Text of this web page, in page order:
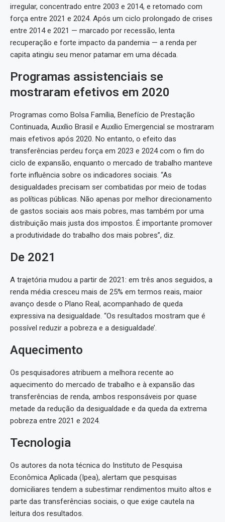
irregular, concentrado entre 2003 e 2014, e retomado com
força entre 2021 e 2024. Após um ciclo prolongado de crises
entre 2014 e 2021 — marcado por recessão, lenta
recuperação e forte impacto da pandemia — a renda per
capita atingiu seu menor patamar em uma década.
Programas assistenciais se
mostraram efetivos em 2020
Programas como Bolsa Família, Benefício de Prestação
Continuada, Auxílio Brasil e Auxílio Emergencial se mostraram
mais efetivos após 2020. No entanto, o efeito das
transferências perdeu força em 2023 e 2024 com o fim do
ciclo de expansão, enquanto o mercado de trabalho manteve
forte influência sobre os indicadores sociais. “As
desigualdades precisam ser combatidas por meio de todas
as políticas públicas. Não apenas por melhor direcionamento
de gastos sociais aos mais pobres, mas também por uma
distribuição mais justa dos impostos. É importante promover
a produtividade do trabalho dos mais pobres”, diz.
De 2021
A trajetória mudou a partir de 2021: em três anos seguidos, a
renda média cresceu mais de 25% em termos reais, maior
avanço desde o Plano Real, acompanhado de queda
expressiva na desigualdade. “Os resultados mostram que é
possível reduzir a pobreza e a desigualdade’.
Aquecimento
Os pesquisadores atribuem a melhora recente ao
aquecimento do mercado de trabalho e à expansão das
transferências de renda, ambos responsáveis por quase
metade da redução da desigualdade e da queda da extrema
pobreza entre 2021 e 2024.
Tecnologia
Os autores da nota técnica do Instituto de Pesquisa
Econômica Aplicada (Ipea), alertam que pesquisas
domiciliares tendem a subestimar rendimentos muito altos e
parte das transferências sociais, o que exige cautela na
leitura dos resultados.